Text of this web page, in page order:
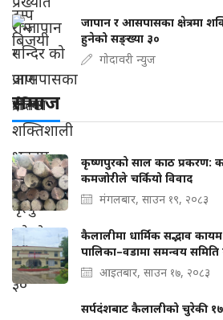
जापान र आसपासका क्षेत्रमा
हुनेको सङ्ख्या ३०
गोदावरी न्युज
समाज
कृष्णपुरको साल काठ प्रकरण:
कमजोरीले चर्कियो विवाद
मंगलबार, साउन १९, २०८३
कैलालीमा धार्मिक सद्भाव
पालिका–वडामा समन्वय
आइतबार, साउन १७, २०८३
सर्पदंशबाट कैलालीको चुरेकी १७